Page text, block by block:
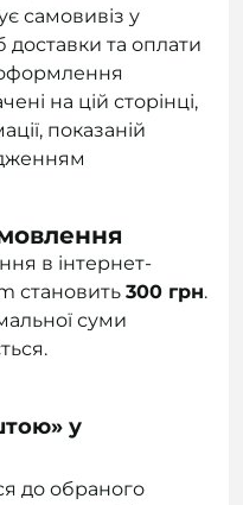
самовивіз у
доставки та оплати
на цій сторінці,
показаній
в інтернет-
становить 300 грн.
суми
у
до обраного